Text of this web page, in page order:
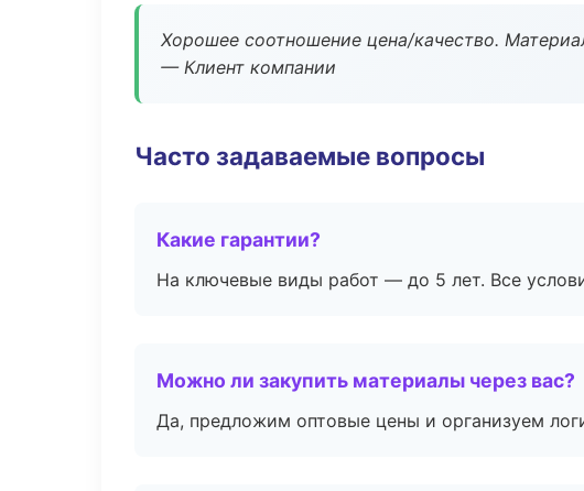
Хорошее соотношение цена/качество.
— Клиент компании
Часто задаваемые вопросы
Какие гарантии?
На ключевые виды работ — до 5 лет. Все
Можно ли закупить материалы через вас?
Да, предложим оптовые цены и организуем